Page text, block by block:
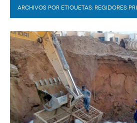
LERDO
DEPORTES
EXA
EL EXACTO
EXA INFORMA
GLOBO
CONTEXTOS
TRAYECTO LAGUNA
DIÁLOGOS CON LA HISTORIA
TWEETS AND BEATS
COLABORADORES
PC29
ACTUALIDADES GREM
ARCHIVOS POR ETIQUETAS: REGIDORES PRI